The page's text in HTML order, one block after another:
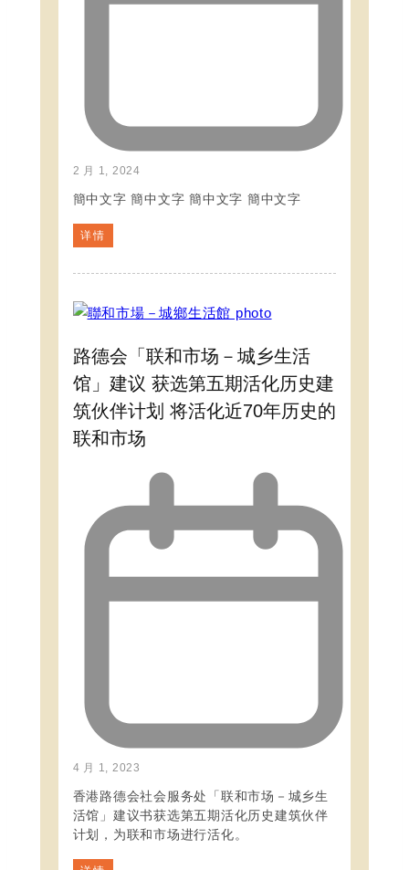
2 月 1, 2024
簡中文字 簡中文字 簡中文字 簡中文字
详情
路德会「联和市场－城乡生活
馆」建议 获选第五期活化历史建
筑伙伴计划 将活化近70年历史的
联和市场
4 月 1, 2023
香港路德会社会服务处「联和市场－城乡生
活馆」建议书获选第五期活化历史建筑伙伴
计划，为联和市场进行活化。